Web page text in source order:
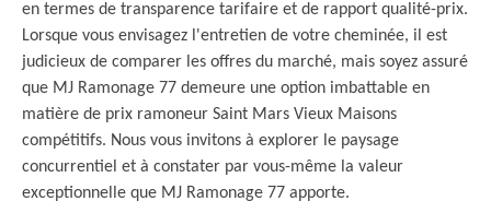
en termes de transparence tarifaire et de rapport qualité-prix.
Lorsque vous envisagez l'entretien de votre cheminée, il est
judicieux de comparer les offres du marché, mais soyez assuré
que MJ Ramonage 77 demeure une option imbattable en
matière de prix ramoneur Saint Mars Vieux Maisons
compétitifs. Nous vous invitons à explorer le paysage
concurrentiel et à constater par vous-même la valeur
exceptionnelle que MJ Ramonage 77 apporte.